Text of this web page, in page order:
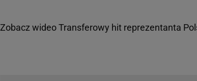
Zobacz wideoTransferowy hit reprezentanta